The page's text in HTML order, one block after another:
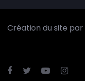
Création du site par